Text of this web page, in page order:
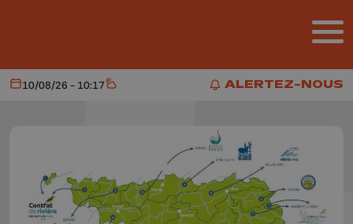
ALERTEZ-NOUS
ALERTEZ-NOUS
Aujourd'hui
10/08/26 - 10:17 Météo